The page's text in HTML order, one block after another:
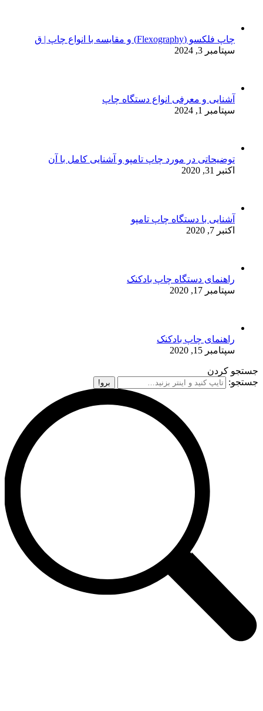
چاپ فلکسو (Flexography) و مقایسه با انواع چاپ | ق
سپتامبر 3, 2024
آشنایی و معرفی انواع دستگاه چاپ
سپتامبر 1, 2024
توضیحاتی در مورد چاپ تامپو و آشنایی کامل با آن
اکتبر 31, 2020
آشنایی با دستگاه چاپ تامپو
اکتبر 7, 2020
راهنمای دستگاه چاپ بادکنک
سپتامبر 17, 2020
راهنمای چاپ بادکنک
سپتامبر 15, 2020
جستجو کردن
جستجو: